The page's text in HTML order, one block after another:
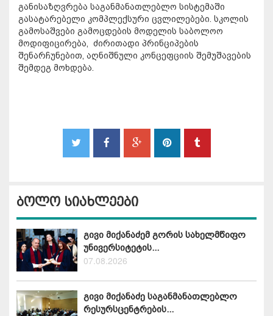
განისაზღვრება საგანმანათლებლო სისტემაში
გასატარებელი კომპლექსური ცვლილებები. სკოლის
გამოსაშვები გამოცდების მოდელის საბოლოო
მოდიფიცირება, ძირითადი პრინციპების
შენარჩუნებით, აღნიშნული კონცეფციის შემუშავების
შემდეგ მოხდება.
ბოლო სიახლეები
გივი მიქანაძემ გორის სახელმწიფო
უნივერსიტეტის...
07.08.2026
გივი მიქანაძე საგანმანათლებლო
რესურსცენტრების...